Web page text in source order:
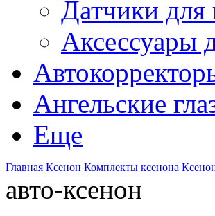
Датчики для
Аксессуары
Ангельские
Еще
Главная Ксенон Комплекты ксенона
авто-ксенон